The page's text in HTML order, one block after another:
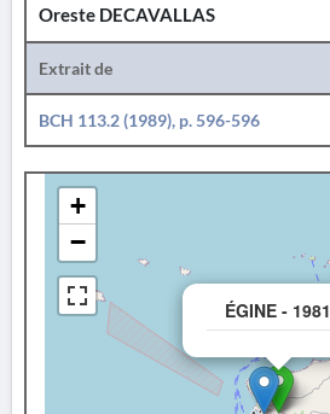
Oreste DECAVALLAS
Extrait de
BCH 113.2 (1989), p. 596-596
ÉGINE - 1981
+
−